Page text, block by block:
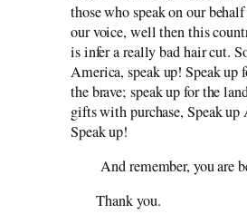
those who speak on our
our voice, well then this
is infer a really bad hair cut.
America, speak up! Speak up
the brave; speak up for the
gifts with purchase, Speak up
Speak up!
And remember, you are
Thank you.